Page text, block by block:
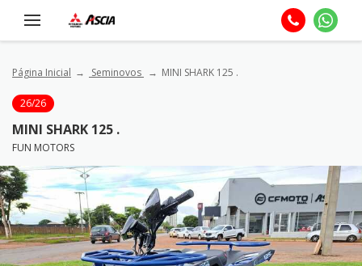
Página Inicial Seminovos MINI SHARK 125 .
26/26
MINI SHARK 125 .
FUN MOTORS